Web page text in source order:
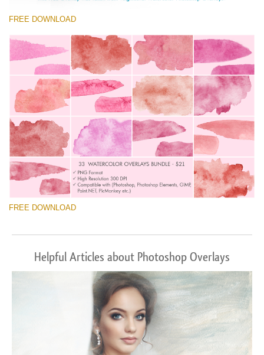
FREE DOWNLOAD
FREE DOWNLOAD
Helpful Articles about Photoshop Overlays